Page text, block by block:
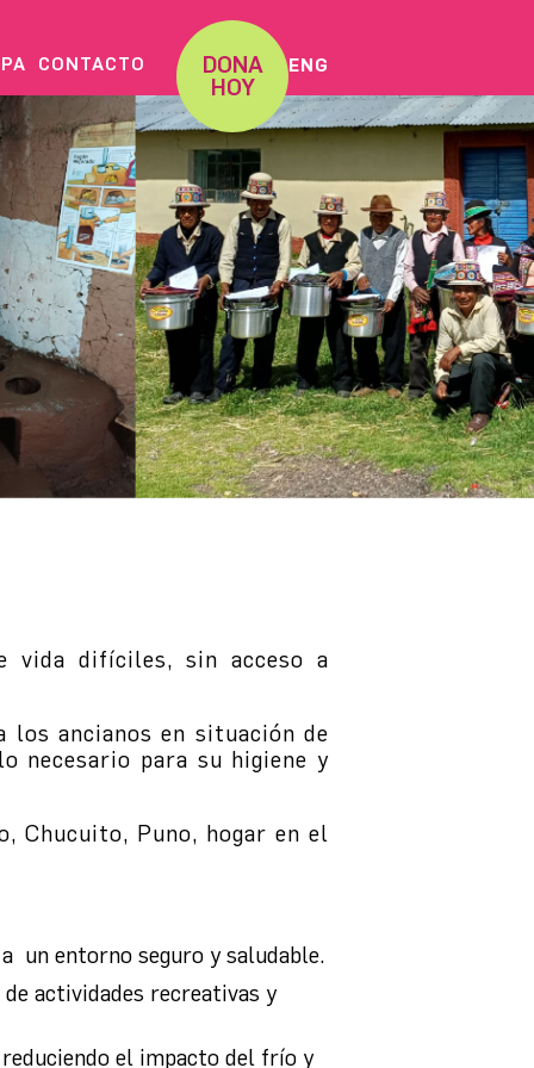
CONTACTO
DONA
HOY
ENG
vida difíciles, sin acceso a
los ancianos en situación de
necesario para su higiene y
Chucuito, Puno, hogar en el
un entorno seguro y saludable.
actividades recreativas y
el impacto del frío y